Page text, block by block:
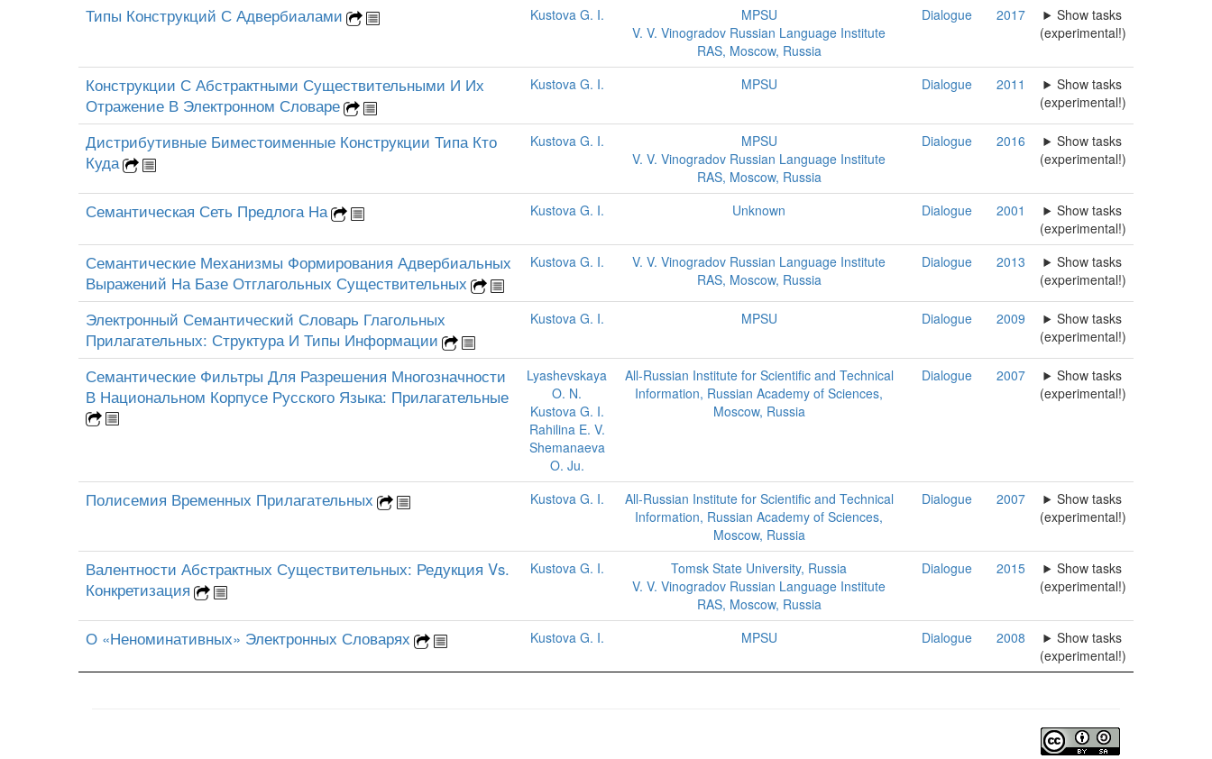
Типы Конструкций С Адвербиалами Kustova G. I.
MPSU
V. V. Vinogradov Russian Language Institute
RAS, Moscow, Russia
Dialogue 2017
Show tasks
(experimental!)
Конструкции С Абстрактными Существительными И Их
Отражение В Электронном Словаре
Kustova G. I. MPSU Dialogue 2011
Show tasks
(experimental!)
Дистрибутивные Биместоименные Конструкции Типа Кто
Куда
Kustova G. I.
MPSU
V. V. Vinogradov Russian Language Institute
RAS, Moscow, Russia
Dialogue 2016
Show tasks
(experimental!)
Семантическая Сеть Предлога На Kustova G. I. Unknown Dialogue 2001
Show tasks
(experimental!)
Семантические Механизмы Формирования Адвербиальных
Выражений На Базе Отглагольных Существительных
Kustova G. I.
V. V. Vinogradov Russian Language Institute
RAS, Moscow, Russia
Dialogue 2013
Show tasks
(experimental!)
Электронный Семантический Словарь Глагольных
Прилагательных: Структура И Типы Информации
Kustova G. I. MPSU Dialogue 2009
Show tasks
(experimental!)
Семантические Фильтры Для Разрешения Многозначности
В Национальном Корпусе Русского Языка: Прилагательные
Lyashevskaya
O. N.
Kustova G. I.
Rahilina E. V.
Shemanaeva
O. Ju.
All-Russian Institute for Scientific and Technical
Information, Russian Academy of Sciences,
Moscow, Russia
Dialogue 2007
Show tasks
(experimental!)
Полисемия Временных Прилагательных Kustova G. I.
All-Russian Institute for Scientific and Technical
Information, Russian Academy of Sciences,
Moscow, Russia
Dialogue 2007
Show tasks
(experimental!)
Валентности Абстрактных Существительных: Редукция Vs.
Конкретизация
Kustova G. I.
Tomsk State University, Russia
V. V. Vinogradov Russian Language Institute
RAS, Moscow, Russia
Dialogue 2015
Show tasks
(experimental!)
О «Неноминативных» Электронных Словарях Kustova G. I. MPSU Dialogue 2008
Show tasks
(experimental!)